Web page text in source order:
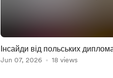
Інсайди від польських
Огляд книги “Труднощі з
Jun 07, 2026 18 views